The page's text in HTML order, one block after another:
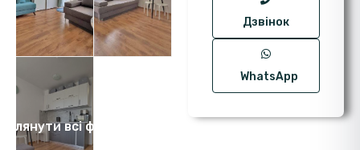
всі фото 11
Дзвінок
WhatsApp